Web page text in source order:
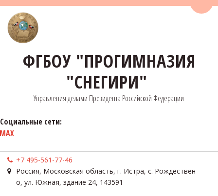
ФГБОУ "ПРОГИМНАЗИЯ
"СНЕГИРИ"
Управления делами Президента Российской Федерации
Социальные сети:
MAX
+7 495-561-77-46
Россия, Московская область, г. Истра, с. Рождествен
о, ул. Южная, здание 24, 143591